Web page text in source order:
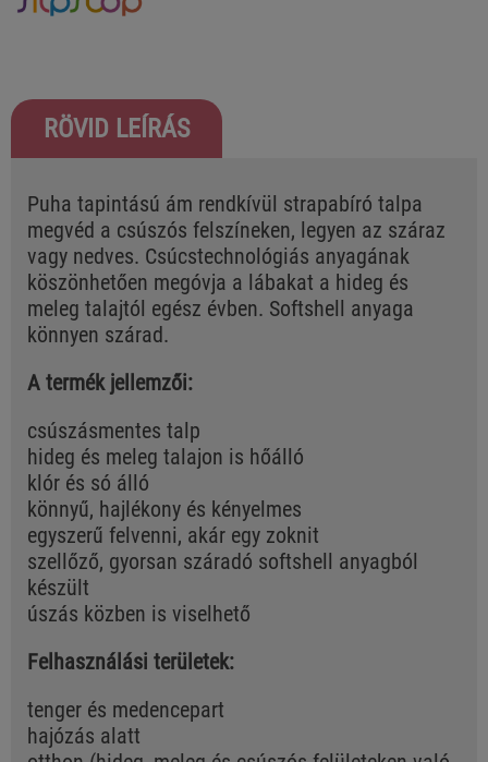
RÖVID LEÍRÁS
Puha tapintású ám rendkívül strapabíró talpa
megvéd a csúszós felszíneken, legyen az száraz
vagy nedves. Csúcstechnológiás anyagának
köszönhetően megóvja a lábakat a hideg és
meleg talajtól egész évben. Softshell anyaga
könnyen szárad.
A termék jellemzői:
csúszásmentes talp
hideg és meleg talajon is hőálló
klór és só álló
könnyű, hajlékony és kényelmes
egyszerű felvenni, akár egy zoknit
szellőző, gyorsan száradó softshell anyagból
készült
úszás közben is viselhető
Felhasználási területek:
tenger és medencepart
hajózás alatt